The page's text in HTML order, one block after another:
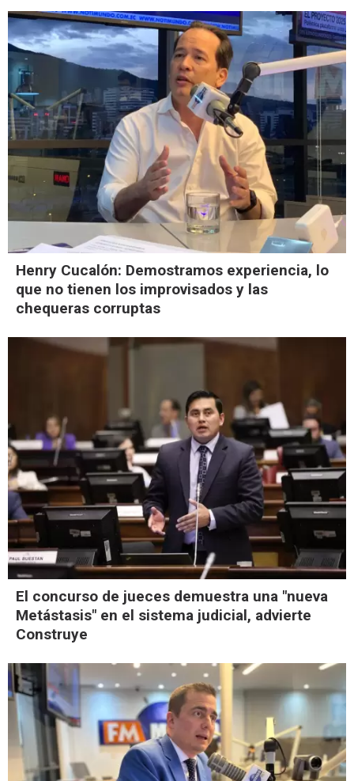
Henry Cucalón: Demostramos experiencia, lo
que no tienen los improvisados y las
chequeras corruptas
El concurso de jueces demuestra una "nueva
Metástasis" en el sistema judicial, advierte
Construye